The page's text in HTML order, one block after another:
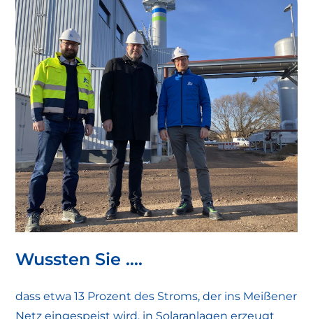
Wussten Sie ….
dass etwa 13 Prozent des Stroms, der ins Meißener
Netz eingespeist wird, in Solaranlagen erzeugt